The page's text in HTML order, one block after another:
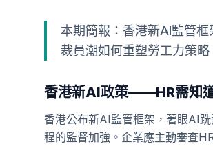
本期簡報：香港新AI監管
裁員潮如何重塑勞工力策略
香港新AI政策——HR需知
香港公布新AI監管框架，著眼AI
程的監督加強。企業應主動審查